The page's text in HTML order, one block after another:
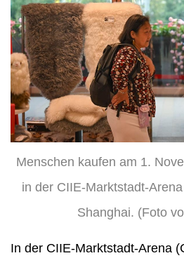
Menschen kaufen am 1.
in der CIIE-Marktstadt-
Shanghai. (Foto
In der CIIE-Marktstadt-Arena